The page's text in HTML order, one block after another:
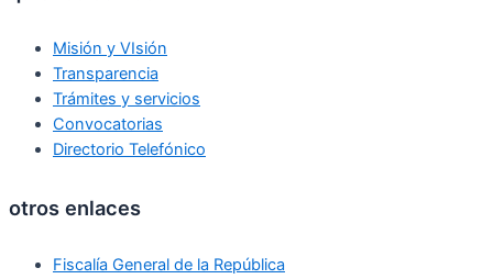
Misión y VIsión
Transparencia
Trámites y servicios
Convocatorias
Directorio Telefónico
otros enlaces
Fiscalía General de la República